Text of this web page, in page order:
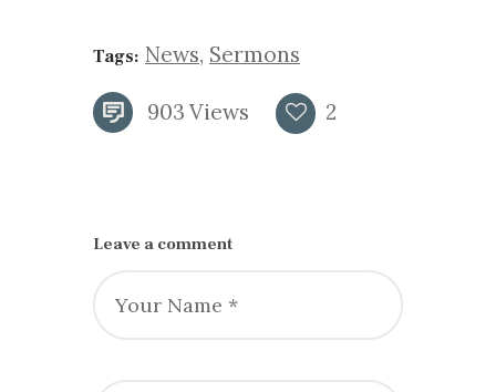
Tags: News, Sermons
903 Views 2
Leave a comment